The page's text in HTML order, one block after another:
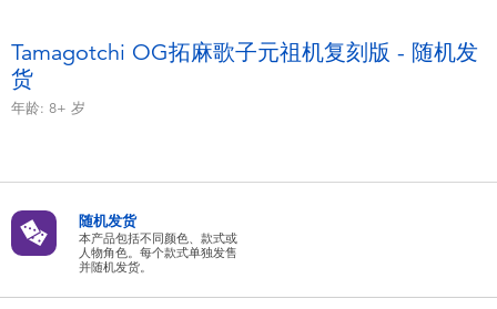
毛绒公仔玩具
夏日
电池
新登场
Tamagotchi OG拓麻歌子元祖机复刻版 - 随机发
货
年龄: 8+ 岁
随机发货
本产品包括不同颜色、款式或
人物角色。每个款式单独发售
并随机发货。